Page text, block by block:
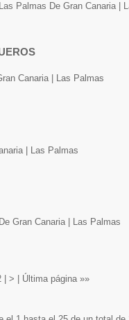
Palmas De Gran Canaria |
Canaria | Las Palmas
| Las Palmas
Gran Canaria | Las Palmas
> Última página »»